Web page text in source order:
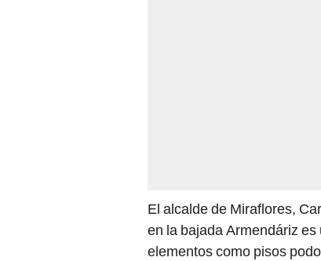
El alcalde de Miraflores,
en la bajada Armendáriz
elementos como pisos